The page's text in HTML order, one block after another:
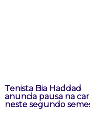
Tenista Bia Haddad
anuncia pausa na
neste segundo